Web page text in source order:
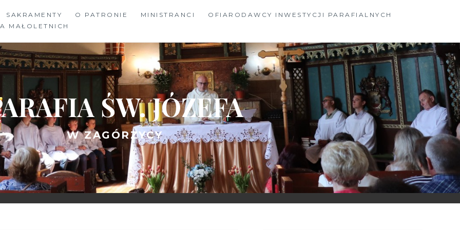
SAKRAMENTY O PATRONIE MINISTRANCI
OFIARODAWCY INWESTYCJI PARAFIALNYCH
MAŁOLETNICH
ŚW. JÓZEFA
W ZAGÓRZYCY